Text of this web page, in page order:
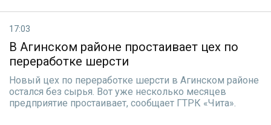
17:03
В Агинском районе простаивает цех по
переработке шерсти
Новый цех по переработке шерсти в Агинском районе
остался без сырья. Вот уже несколько месяцев
предприятие простаивает, сообщает ГТРК «Чита».